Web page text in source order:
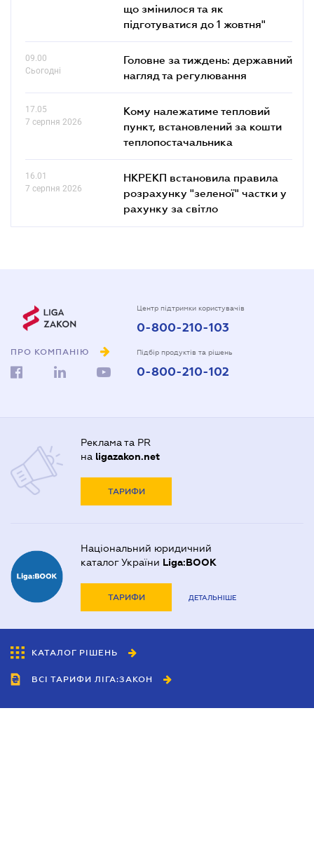
що змінилося та як
підготуватися до 1 жовтня"
09.00
Сьогодні
Головне за тиждень: державний
нагляд та регулювання
17.05
7 серпня 2026
Кому належатиме тепловий
пункт, встановлений за кошти
теплопостачальника
16.01
7 серпня 2026
НКРЕКП встановила правила
розрахунку "зеленої" частки у
рахунку за світло
ПРО КОМПАНІЮ
Центр підтримки користувачів
0-800-210-103
Підбір продуктів та рішень
0-800-210-102
Реклама та PR
на ligazakon.net
ТАРИФИ
Національний юридичний
каталог України Liga:BOOK
ТАРИФИ ДЕТАЛЬНІШЕ
КАТАЛОГ РІШЕНЬ
ВСІ ТАРИФИ ЛІГА:ЗАКОН